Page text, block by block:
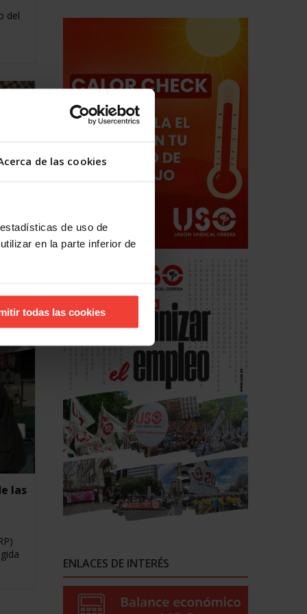
de las cookies
de uso de
en la parte inferior de
todas las cookies
del
del
las
ENLACES DE INTERÉS